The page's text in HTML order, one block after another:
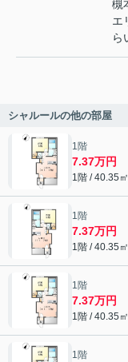
槻
エ
ら
シャルールの他の部屋
1階
7.37万円
1階 / 40.35
1階
7.37万円
1階 / 40.35
1階
7.37万円
1階 / 40.35
1階